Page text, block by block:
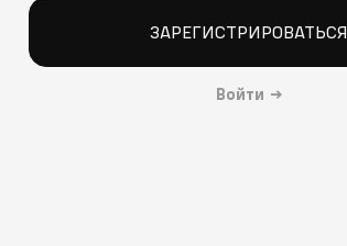
ЗАРЕГИСТРИРОВАТЬСЯ
Войти →